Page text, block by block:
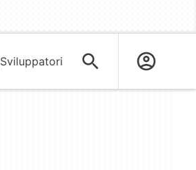
Sviluppatori